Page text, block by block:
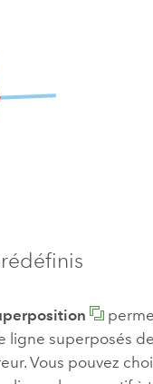
ligne superposés
Vous pouvez